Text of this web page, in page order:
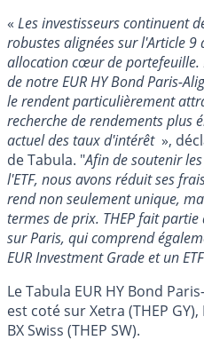
« Les investisseurs continuent
robustes alignées sur l'Article 9
allocation cœur de portefeuille.
de notre EUR HY Bond Paris-
le rendent particulièrement
recherche de rendements plus
actuel des taux d'intérêt »,
de Tabula. "Afin de soutenir
l'ETF, nous avons réduit ses
rend non seulement unique,
termes de prix. THEP fait
sur Paris, qui comprend
EUR Investment Grade et un
Le Tabula EUR HY Bond
est coté sur Xetra (THEP
BX Swiss (THEP SW).